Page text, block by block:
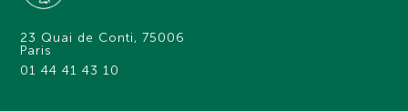
23 Quai de Conti, 75006
Paris
01 44 41 43 10